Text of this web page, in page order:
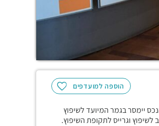
הוספה למועדפים
ועצמאית. הנכס יימסר בגמר המיועד לשיפוץ
וגרייס לתקופת השיפוץ.